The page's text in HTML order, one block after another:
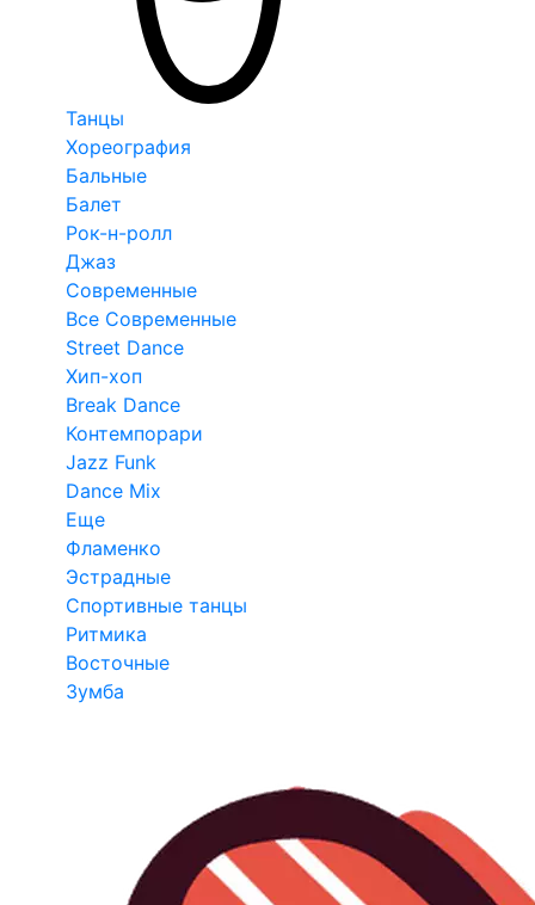
Танцы
Хореография
Бальные
Балет
Рок-н-ролл
Джаз
Современные
Все Современные
Street Dance
Хип-хоп
Break Dance
Контемпорари
Jazz Funk
Dance Mix
Еще
Фламенко
Эстрадные
Спортивные танцы
Ритмика
Восточные
Зумба